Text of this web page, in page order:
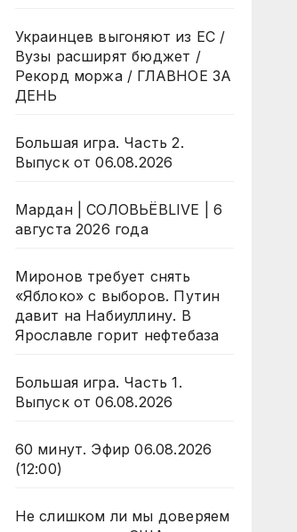
Украинцев выгоняют из ЕС /
Вузы расширят бюджет /
Рекорд моржа / ГЛАВНОЕ ЗА
ДЕНЬ
Большая игра. Часть 2.
Выпуск от 06.08.2026
Мардан | СОЛОВЬЁВLIVE | 6
августа 2026 года
Миронов требует снять
«Яблоко» с выборов. Путин
давит на Набиуллину. В
Ярославле горит нефтебаза
Большая игра. Часть 1.
Выпуск от 06.08.2026
60 минут. Эфир 06.08.2026
(12:00)
Не слишком ли мы доверяем